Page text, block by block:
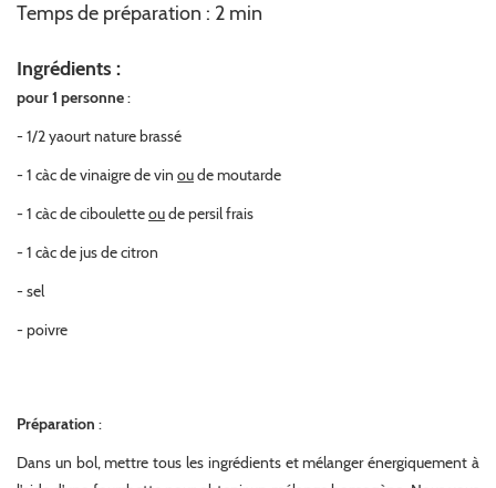
Temps de préparation : 2 min
Ingrédients :
pour 1 personne:
- 1/2 yaourt nature brassé
- 1 càc de vinaigre de vin oude moutarde
- 1 càc de cibouletteoude persil frais
- 1 càc de jus de citron
- sel
- poivre
Préparation :
Dans un bol, mettre tous les ingrédients et mélanger énergiquement à